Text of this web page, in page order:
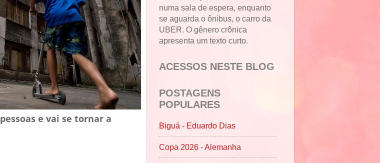
e vai se tornar a
numa sala de espera, enquanto
se aguarda o ônibus, o carro da
UBER. O gênero crônica
apresenta um texto curto.
ACESSOS NESTE BLOG
POSTAGENS
POPULARES
Biguá - Eduardo Dias
Copa 2026 - Alemanha